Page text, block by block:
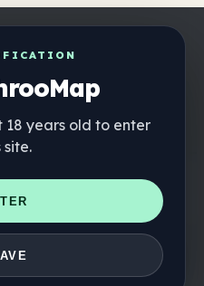
18 years old to enter
site.
tap away
Finder
💧 Pilz-Tinkturen
🫙 Pilz-
💨 Mushroom